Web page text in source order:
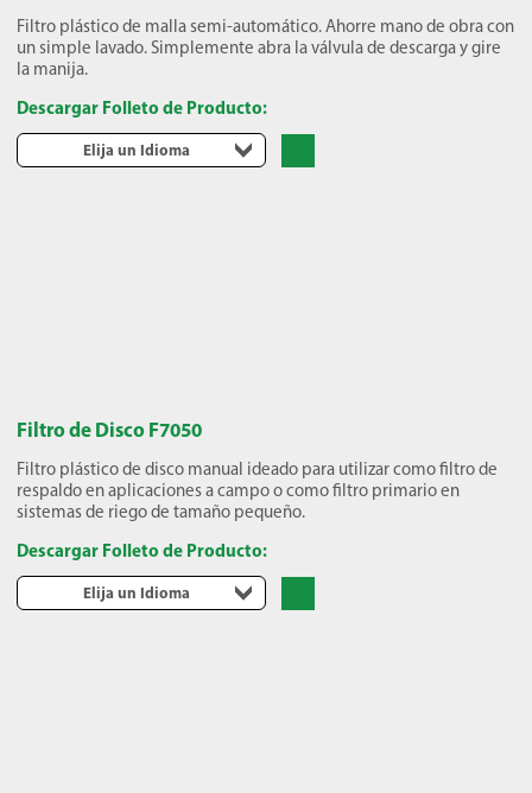
Filtro plástico de malla semi-automático. Ahorre mano de obra con
un simple lavado. Simplemente abra la válvula de descarga y gire
la manija.
Descargar Folleto de Producto:
Elija un Idioma
Filtro de Disco F7050
Filtro plástico de disco manual ideado para utilizar como filtro de
respaldo en aplicaciones a campo o como filtro primario en
sistemas de riego de tamaño pequeño.
Descargar Folleto de Producto:
Elija un Idioma